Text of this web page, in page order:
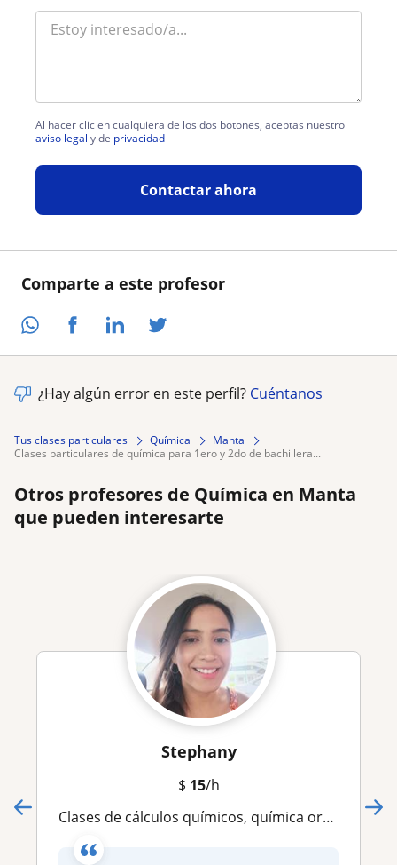
Comparte a este profesor
Al hacer clic en cualquiera de los dos botones, aceptas nuestro
aviso legal y de privacidad
Contactar ahora
¿Hay algún error en este perfil? Cuéntanos
Tus clases particulares Química
Manta
clases particulares de química para 1ero y 2do de bachillera...
Otros profesores de Química en Manta
que pueden interesarte
Stephany
$ 15/h
Clases de cálculos químicos, química orgánica e inorgánica